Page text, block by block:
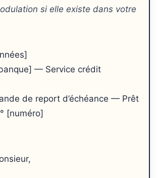
si elle existe dans votre
— Service crédit
de report d’échéance — Prêt
[numéro]